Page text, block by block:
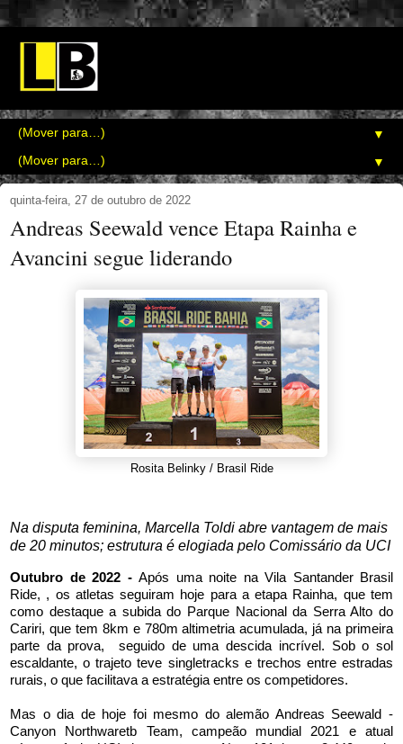
▼
▼
quinta-feira, 27 de outubro de 2022
Andreas Seewald vence Etapa Rainha e
Avancini segue liderando
Rosita Belinky / Brasil Ride
Na disputa feminina, Marcella Toldi abre vantagem de mais
de 20 minutos; estrutura é elogiada pelo Comissário da UCI
Outubro de 2022 -Após uma noite na Vila Santander Brasil
Ride, , os atletas seguiram hoje para a etapa Rainha, que tem
como destaque a subida do Parque Nacional da Serra Alto do
Cariri, que tem 8km e 780m altimetria acumulada, já na primeira
parte da prova, seguido de uma descida incrível. Sob o sol
escaldante, o trajeto teve singletracks e trechos entre estradas
rurais, o que facilitava a estratégia entre os competidores.
Mas o dia de hoje foi mesmo do alemão Andreas Seewald -
Canyon Northwaretb Team, campeão mundial 2021 e atual